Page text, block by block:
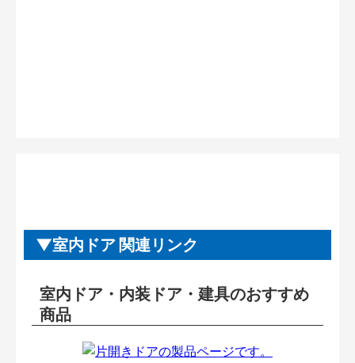
室内ドア 関連リンク
室内ドア・内装ドア・建具のおすすめ
商品